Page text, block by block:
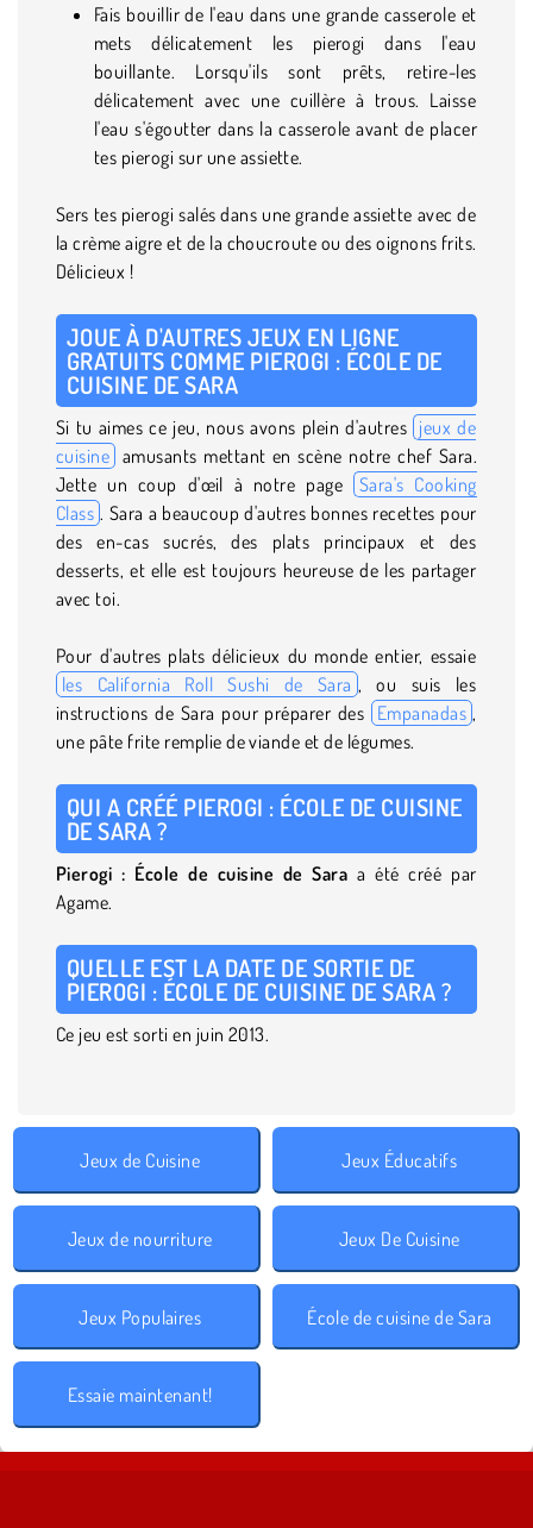
Fais bouillir de l'eau dans une grande casserole et
mets délicatement les pierogi dans l'eau
bouillante. Lorsqu'ils sont prêts, retire-les
délicatement avec une cuillère à trous. Laisse
l'eau s'égoutter dans la casserole avant de placer
tes pierogi sur une assiette.
Sers tes pierogi salés dans une grande assiette avec de
la crème aigre et de la choucroute ou des oignons frits.
Délicieux !
JOUE À D'AUTRES JEUX EN LIGNE
GRATUITS COMME PIEROGI : ÉCOLE DE
CUISINE DE SARA
Si tu aimes ce jeu, nous avons plein d'autres jeux de
cuisine amusants mettant en scène notre chef Sara.
Jette un coup d'œil à notre page
Sara's Cooking
Class . Sara a beaucoup d'autres bonnes recettes pour
des en-cas sucrés, des plats principaux et des
desserts, et elle est toujours heureuse de les partager
avec toi.
Pour d'autres plats délicieux du monde entier, essaie
les California Roll Sushi de Sara , ou suis les
instructions de Sara pour préparer des Empanadas ,
une pâte frite remplie de viande et de légumes.
QUI A CRÉÉ PIEROGI : ÉCOLE DE CUISINE
DE SARA ?
Pierogi : École de cuisine de Sara a été créé par
Agame.
QUELLE EST LA DATE DE SORTIE DE
PIEROGI : ÉCOLE DE CUISINE DE SARA ?
Ce jeu est sorti en juin 2013.
Jeux de Cuisine Jeux Éducatifs
Jeux de nourriture Jeux De Cuisine
Jeux Populaires École de cuisine de Sara
Essaie maintenant!